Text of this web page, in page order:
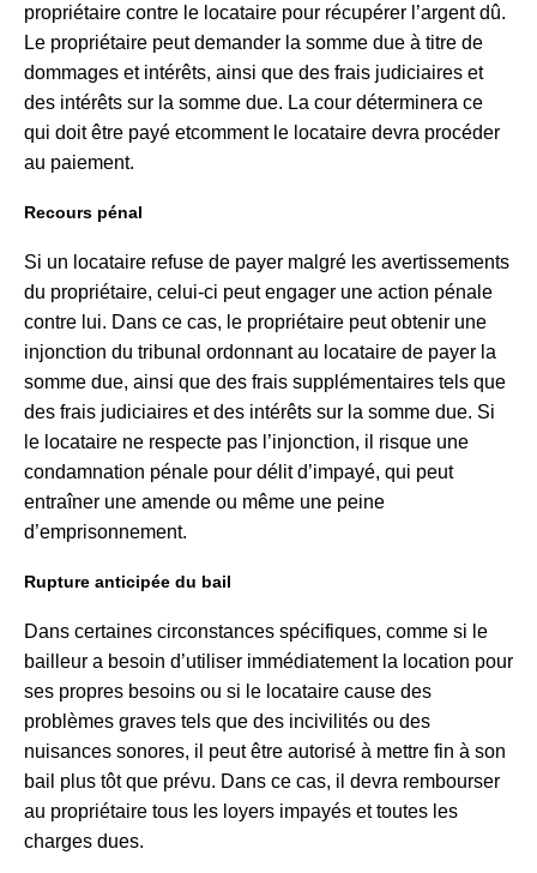
propriétaire contre le locataire pour récupérer l’argent dû.
Le propriétaire peut demander la somme due à titre de
dommages et intérêts, ainsi que des frais judiciaires et
des intérêts sur la somme due. La cour déterminera ce
qui doit être payé etcomment le locataire devra procéder
au paiement.
Recours pénal
Si un locataire refuse de payer malgré les avertissements
du propriétaire, celui-ci peut engager une action pénale
contre lui. Dans ce cas, le propriétaire peut obtenir une
injonction du tribunal ordonnant au locataire de payer la
somme due, ainsi que des frais supplémentaires tels que
des frais judiciaires et des intérêts sur la somme due. Si
le locataire ne respecte pas l’injonction, il risque une
condamnation pénale pour délit d’impayé, qui peut
entraîner une amende ou même une peine
d’emprisonnement.
Rupture anticipée du bail
Dans certaines circonstances spécifiques, comme si le
bailleur a besoin d’utiliser immédiatement la location pour
ses propres besoins ou si le locataire cause des
problèmes graves tels que des incivilités ou des
nuisances sonores, il peut être autorisé à mettre fin à son
bail plus tôt que prévu. Dans ce cas, il devra rembourser
au propriétaire tous les loyers impayés et toutes les
charges dues.